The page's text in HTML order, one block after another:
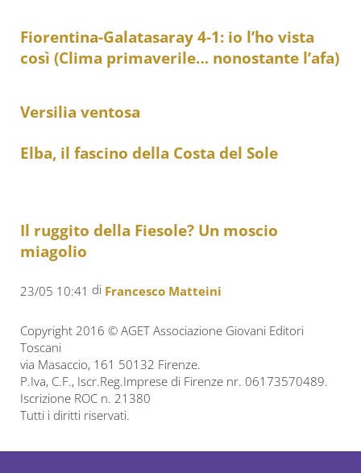
Fiorentina-Galatasaray 4-1: io l’ho vista
così (Clima primaverile… nonostante l’afa)
Versilia ventosa
Elba, il fascino della Costa del Sole
Il ruggito della Fiesole? Un moscio
miagolio
23/05 10:41 di Francesco Matteini
Copyright 2016 © AGET Associazione Giovani Editori
Toscani
via Masaccio, 161 50132 Firenze.
P.Iva, C.F., Iscr.Reg.Imprese di Firenze nr. 06173570489.
Iscrizione ROC n. 21380
Tutti i diritti riservati.